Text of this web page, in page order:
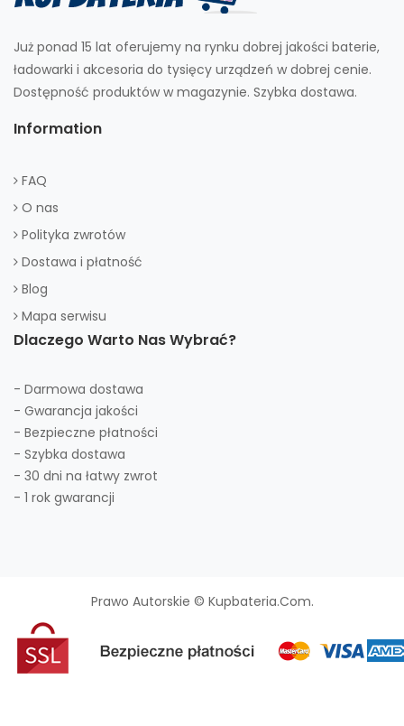
Już ponad 15 lat oferujemy na rynku dobrej jakości baterie,
ładowarki i akcesoria do tysięcy urządzeń w dobrej cenie.
Dostępność produktów w magazynie. Szybka dostawa.
Information
FAQ
O nas
Polityka zwrotów
Dostawa i płatność
Blog
Mapa serwisu
Dlaczego Warto Nas Wybrać?
- Darmowa dostawa
- Gwarancja jakości
- Bezpieczne płatności
- Szybka dostawa
- 30 dni na łatwy zwrot
- 1 rok gwarancji
Prawo Autorskie © Kupbateria.com.